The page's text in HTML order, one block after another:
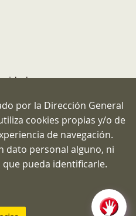
del
por la Dirección General
cookies propias y/o de
de navegación.
dato personal alguno, ni
pueda identificarle.